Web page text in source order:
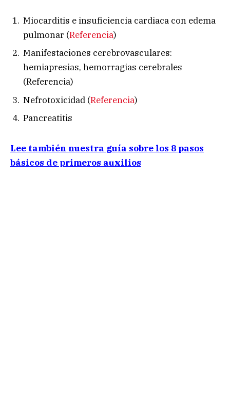
Miocarditis e insuficiencia cardiaca con edema
pulmonar (Referencia)
Manifestaciones cerebrovasculares:
hemiapresias, hemorragias cerebrales
(Referencia)
Nefrotoxicidad (Referencia)
Pancreatitis
Lee también nuestra guía sobre los 8 pasos
básicos de primeros auxilios